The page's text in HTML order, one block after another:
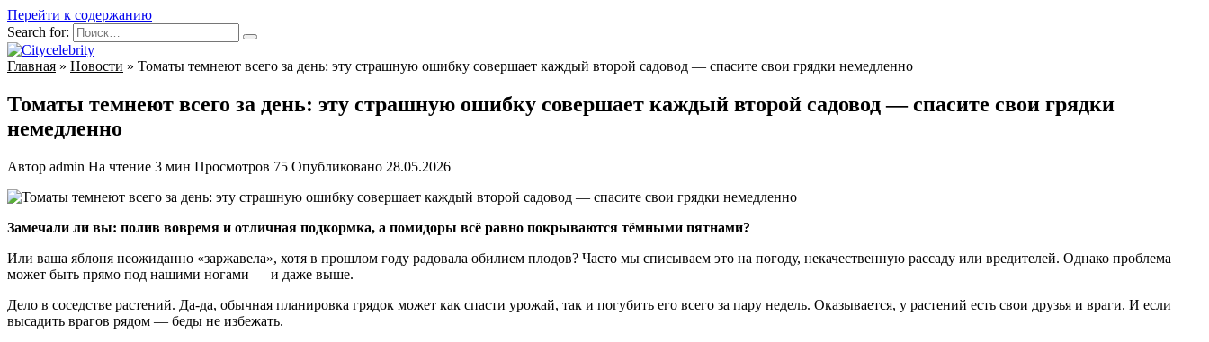
Перейти к содержанию
Search for:
Главная » Новости » Томаты темнеют всего за день: эту страшную ошибку совершает каждый второй садовод — спасите свои грядки немедленно
Томаты темнеют всего за день: эту страшную ошибку совершает каждый второй садовод — спасите свои грядки
немедленно
Автор admin На чтение 3 мин Просмотров 75 Опубликовано 28.05.2026
Замечали ли вы: полив вовремя и отличная подкормка, а помидоры всё равно покрываются тёмными пятнами?
Или ваша яблоня неожиданно «заржавела», хотя в прошлом году радовала обилием плодов? Часто мы списываем это на погоду, некачественную рассаду или вредителей. Однако проблема
может быть прямо под нашими ногами — и даже выше.
Дело в соседстве растений. Да-да, обычная планировка грядок может как спасти урожай, так и погубить его всего за пару недель. Оказывается, у растений есть свои друзья и враги. И если
высадить врагов рядом — беды не избежать.